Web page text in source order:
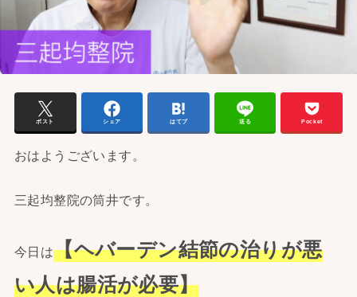
ポスト シェア はてブ 送る Pocket
おはようございます。
三起均整院の筒井です。
今日は【ヘバーデン結節の治りが悪
い人は腸活が必要】